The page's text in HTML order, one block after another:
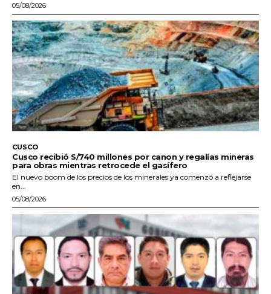
05/08/2026
CUSCO
Cusco recibió S/740 millones por canon y regalías mineras
para obras mientras retrocede el gasífero
El nuevo boom de los precios de los minerales ya comenzó a reflejarse
en...
05/08/2026